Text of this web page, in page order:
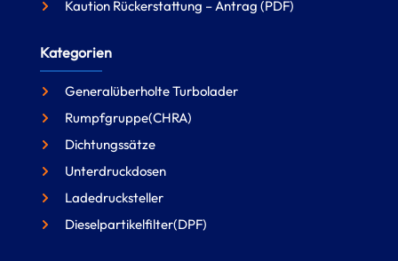
Kaution Rückerstattung – Antrag (PDF)
Kategorien
Generalüberholte Turbolader
Rumpfgruppe(CHRA)
Dichtungssätze
Unterdruckdosen
Ladedrucksteller
Dieselpartikelfilter(DPF)